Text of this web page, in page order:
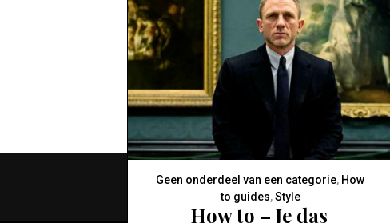
Geen onderdeel van een categorie, How
to guides,Style
How to – Je das